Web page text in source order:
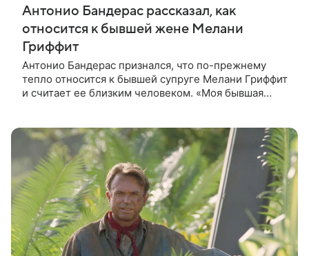
Антонио Бандерас рассказал, как
относится к бывшей жене Мелани
Гриффит
Антонио Бандерас признался, что по-прежнему
тепло относится к бывшей супруге Мелани Гриффит
и считает ее близким человеком. «Моя бывшая